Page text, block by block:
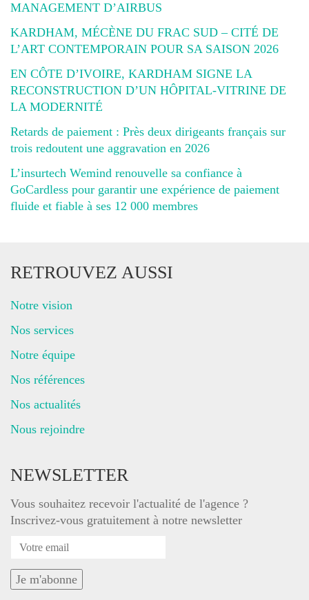
MANAGEMENT D’AIRBUS
KARDHAM, MÉCÈNE DU FRAC SUD – CITÉ DE
L’ART CONTEMPORAIN POUR SA SAISON 2026
EN CÔTE D’IVOIRE, KARDHAM SIGNE LA
RECONSTRUCTION D’UN HÔPITAL-VITRINE DE
LA MODERNITÉ
Retards de paiement : Près deux dirigeants français sur
trois redoutent une aggravation en 2026
L’insurtech Wemind renouvelle sa confiance à
GoCardless pour garantir une expérience de paiement
fluide et fiable à ses 12 000 membres
RETROUVEZ AUSSI
Notre vision
Nos services
Notre équipe
Nos références
Nos actualités
Nous rejoindre
NEWSLETTER
Vous souhaitez recevoir l'actualité de l'agence ?
Inscrivez-vous gratuitement à notre newsletter